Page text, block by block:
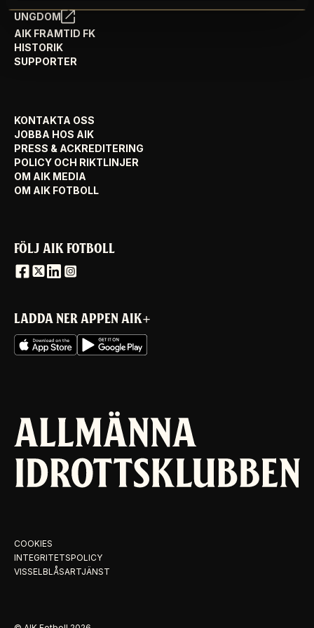
UNGDOM
AIK FRAMTID FK
HISTORIK
SUPPORTER
KONTAKTA OSS
JOBBA HOS AIK
PRESS & ACKREDITERING
POLICY OCH RIKTLINJER
OM AIK MEDIA
OM AIK FOTBOLL
FÖLJ AIK FOTBOLL
LADDA NER APPEN AIK+
COOKIES
INTEGRITETSPOLICY
VISSELBLÅSARTJÄNST